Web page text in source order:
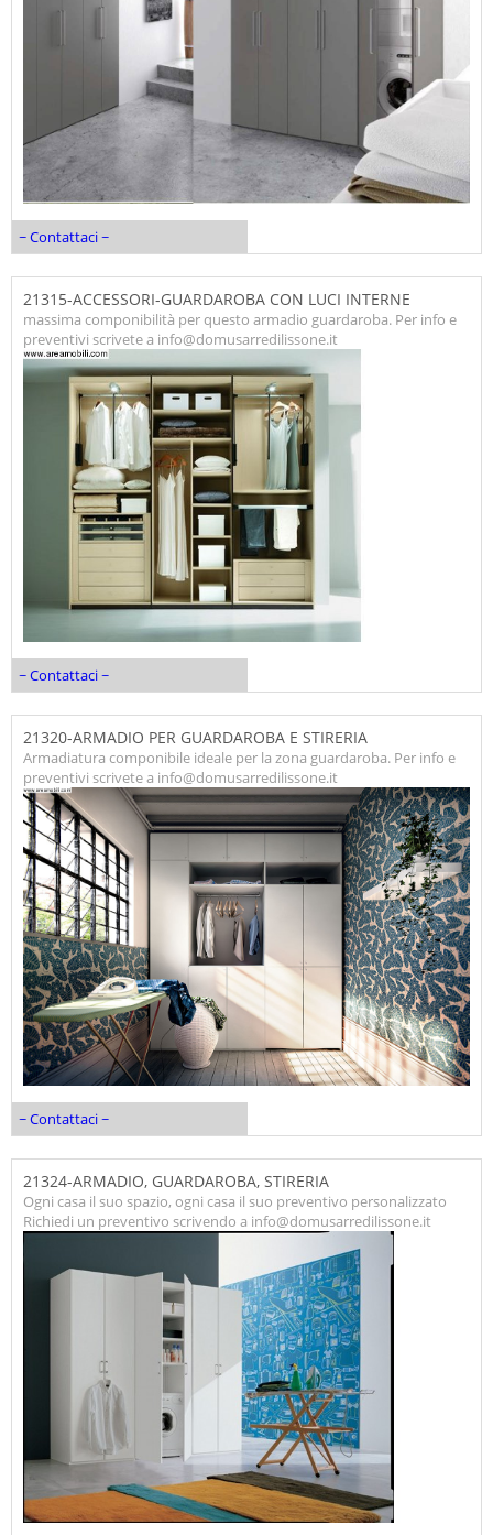
~ Contattaci ~
21315-ACCESSORI-GUARDAROBA CON LUCI INTERNE
massima componibilità per questo armadio guardaroba. Per info e
preventivi scrivete a info@domusarredilissone.it
~ Contattaci ~
21320-ARMADIO PER GUARDAROBA E STIRERIA
Armadiatura componibile ideale per la zona guardaroba. Per info e
preventivi scrivete a info@domusarredilissone.it
~ Contattaci ~
21324-ARMADIO, GUARDAROBA, STIRERIA
Ogni casa il suo spazio, ogni casa il suo preventivo personalizzato
Richiedi un preventivo scrivendo a info@domusarredilissone.it